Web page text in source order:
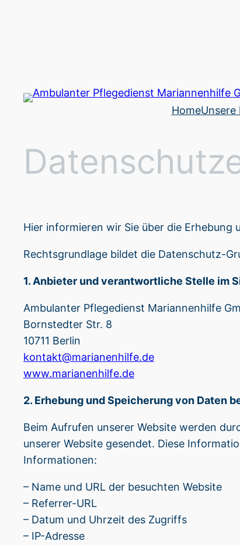
HomeUnsere
Hier informieren wir Sie über die Erhebung
Rechtsgrundlage bildet die Datenschutz-
1. Anbieter und verantwortliche Stelle im
Ambulanter Pflegedienst Mariannenhilfe
Bornstedter Str. 8
10711 Berlin
kontakt@marianenhilfe.de
www.marianenhilfe.de
2. Erhebung und Speicherung von Daten
Beim Aufrufen unserer Website werden
unserer Website gesendet. Diese
Informationen:
– Name und URL der besuchten Website
– Referrer-URL
– Datum und Uhrzeit des Zugriffs
– IP-Adresse